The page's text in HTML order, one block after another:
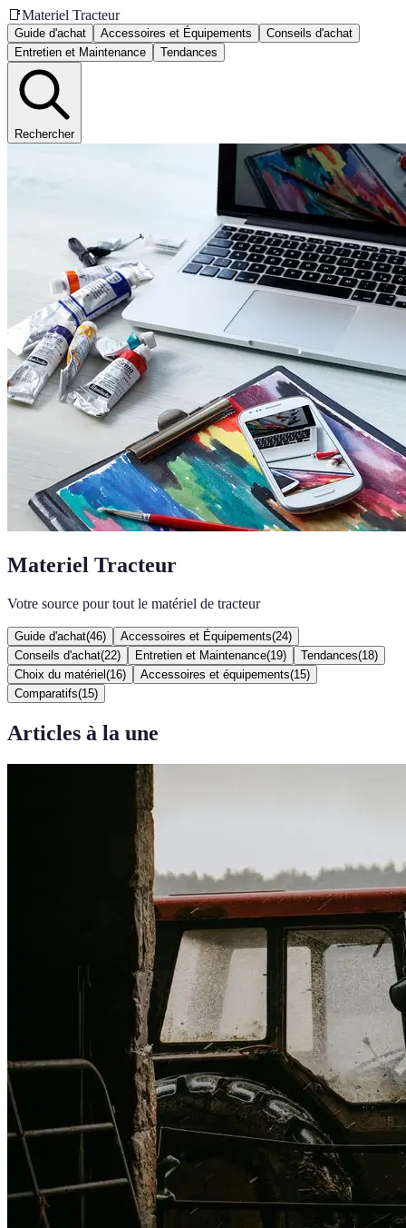
📑Materiel Tracteur
Guide d'achat Accessoires et Équipements
Conseils d'achat
Entretien et Maintenance
Tendances
Rechercher
Materiel Tracteur
Votre source pour tout le matériel de tracteur
Guide d'achat(46) Accessoires et Équipements(24)
Conseils d'achat(22) Entretien et Maintenance(19) Tendances(18)
Choix du matériel (16) Accessoires et équipements(15)
Comparatifs(15)
Articles à la une